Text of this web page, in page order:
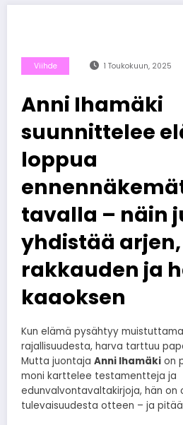
Viihde 1 Toukokuun, 2025
Anni Ihamäki
suunnittelee
loppua
tavalla – näin
yhdistää arjen,
rakkauden ja
kaaoksen
Kun elämä pysähtyy
rajallisuudesta, harva tarttuu
Mutta juontaja Anni Ihamäki on
moni karttelee testamentteja ja
edunvalvontavaltakirjoja, hän on
tulevaisuudesta otteen – ja pitää